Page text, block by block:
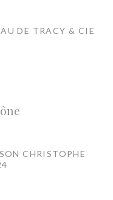
DE TRACY & CIE
CHRISTOPHE